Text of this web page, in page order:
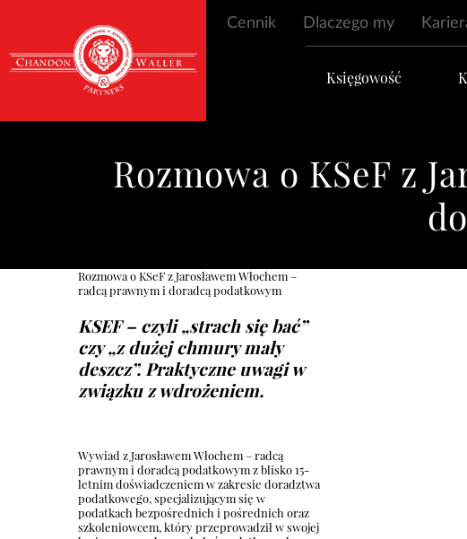
Cennik Dlaczego my
Księgowość
Rozmowa o KSeF z
Rozmowa o KSeF z Jarosławem Włochem –
radcą prawnym i doradcą podatkowym
KSEF – czyli „strach się bać”
czy „z dużej chmury mały
deszcz”. Praktyczne uwagi w
związku z wdrożeniem.
Wywiad z Jarosławem Włochem – radcą
prawnym i doradcą podatkowym z blisko 15-
letnim doświadczeniem w zakresie doradztwa
podatkowego, specjalizującym się w
podatkach bezpośrednich i pośrednich oraz
szkoleniowcem, który przeprowadził w swojej